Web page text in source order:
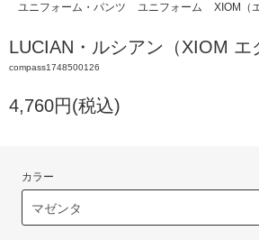
ユニフォーム・パンツ ユニフォーム XIOM（
LUCIAN・ルシアン（XIOM エ
compass1748500126
4,760円(税込)
カラー